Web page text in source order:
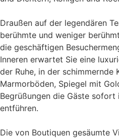
Draußen auf der legendären
berühmte und weniger
die geschäftigen
Inneren erwartet Sie eine
der Ruhe, in der schimmernde
Marmorböden, Spiegel mit
Begrüßungen die Gäste sofort
entführen.
Die von Boutiquen gesäumte